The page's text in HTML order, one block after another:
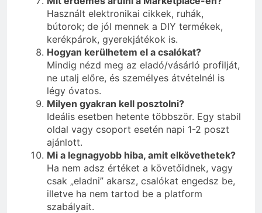
Használt elektronikai cikkek, ruhák,
bútorok; de jól mennek a DIY termékek,
kerékpárok, gyerekjátékok is.
Hogyan kerülhetem el a csalókat?
Mindig nézd meg az eladó/vásárló profilját,
ne utalj előre, és személyes átvételnél is
légy óvatos.
Milyen gyakran kell posztolni?
Ideális esetben hetente többször. Egy stabil
oldal vagy csoport esetén napi 1-2 poszt
ajánlott.
Mi a legnagyobb hiba, amit elkövethetek?
Ha nem adsz értéket a követőidnek, vagy
csak „eladni” akarsz, csalókat engedsz be,
illetve ha nem tartod be a platform
szabályait.